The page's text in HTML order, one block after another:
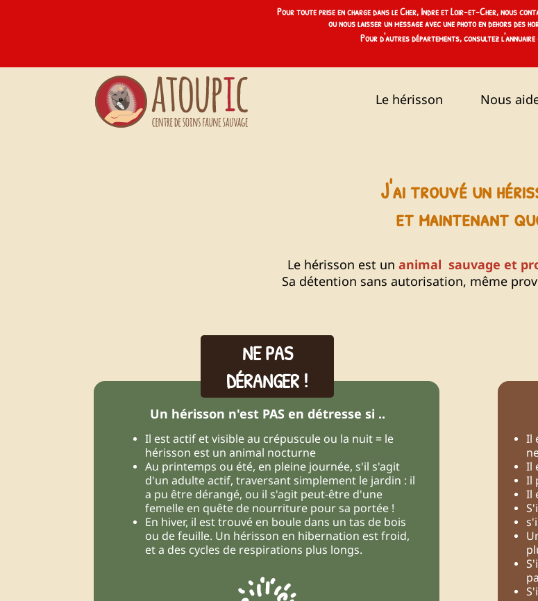
Le hérisson Nous
Pour toute prise en charge dans le Cher, Indre et Loir-et-Cher, nous
ou nous laisser un message avec une photo en dehors des
Pour d'autres départements, consultez
J'ai trouvé un
et maintenant
Le hérisson est un animal sauvage et
Sa détention sans autorisation, même
NE PAS
DÉRANGER !
Un hérisson n'est PAS en détresse si ..
Il est actif et visible au crépuscule ou la nuit = le
hérisson est un animal nocturne
Au printemps ou été, en pleine journée, s'il s'agit
d'un adulte actif, traversant simplement le jardin : il
a pu être dérangé, ou il s'agit peut-être d'une
femelle en quête de nourriture pour sa portée !
En hiver, il est trouvé en boule dans un tas de bois
ou de feuille. Un hérisson en hibernation est froid,
et a des cycles de respirations plus longs.
Il
Il
Il
Il